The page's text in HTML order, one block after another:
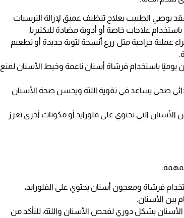
فقد يوصي الطبيب بعلاج تنظيف عميق لإزالة الترسبات
علاجات خاصة أو أدوية مضادة للبكتيريا.
عملية جراحية مثل زرع أنسجة لثوية جديدة أو تطعيم
يوميًا باستخدام فرشاة أسنان ناعمة وخيط الأسنان لمنع
صحي يساعد في تقوية اللثة ويحسن صحة الأسنان
التي تحتوي على فلورايد أو مكونات أخرى تعزز
فرشاة ومعجون أسنان يحتوي على الفلورايد،
بين الأسنان.
بشكل دوري لفحص الأسنان واللثة، للتأكد من